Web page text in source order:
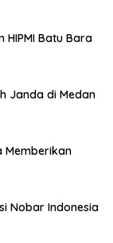
HIPMI Batu Bara
Janda di Medan
Memberikan
Nobar Indonesia